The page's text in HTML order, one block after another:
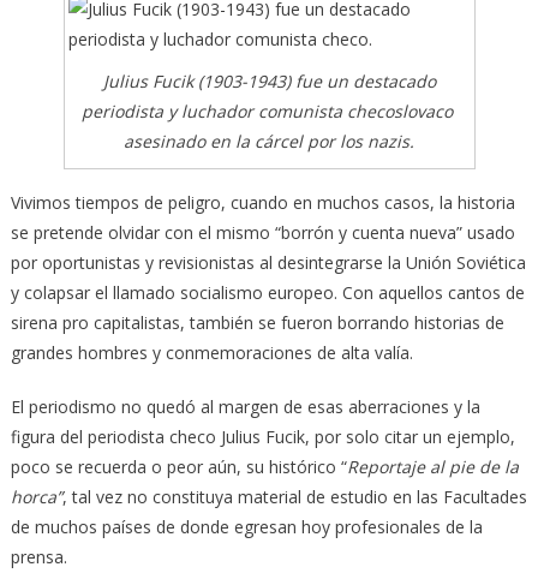
Julius Fucik (1903-1943) fue un destacado
periodista y luchador comunista checoslovaco
asesinado en la cárcel por los nazis.
Vivimos tiempos de peligro, cuando en muchos casos, la historia
se pretende olvidar con el mismo “borrón y cuenta nueva” usado
por oportunistas y revisionistas al desintegrarse la Unión Soviética
y colapsar el llamado socialismo europeo. Con aquellos cantos de
sirena pro capitalistas, también se fueron borrando historias de
grandes hombres y conmemoraciones de alta valía.
El periodismo no quedó al margen de esas aberraciones y la
figura del periodista checo Julius Fucik, por solo citar un ejemplo,
poco se recuerda o peor aún, su histórico “Reportaje al pie de la
horca”, tal vez no constituya material de estudio en las Facultades
de muchos países de donde egresan hoy profesionales de la
prensa.